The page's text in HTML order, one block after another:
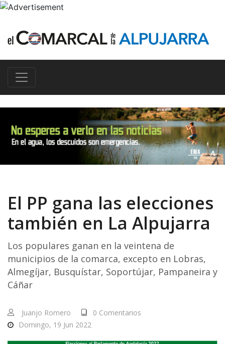
El PP gana las elecciones
también en La Alpujarra
Los populares ganan en la veintena de
municipios de la comarca, excepto en Lobras,
Almegíjar, Busquístar, Soportújar, Pampaneira y
Cáñar
Juanjo Romero
0 Comentarios
Domingo, 19 Jun 2022